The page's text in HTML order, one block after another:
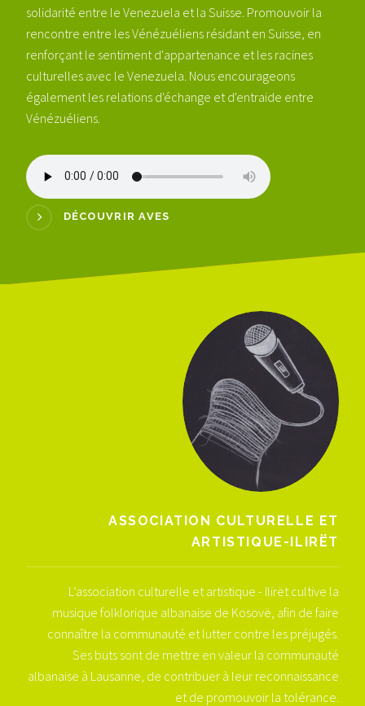
solidarité entre le Venezuela et la Suisse. Promouvoir la
rencontre entre les Vénézuéliens résidant en Suisse, en
renforçant le sentiment d'appartenance et les racines
culturelles avec le Venezuela. Nous encourageons
également les relations d'échange et d'entraide entre
Vénézuéliens.
DÉCOUVRIR AVES
ASSOCIATION CULTURELLE ET
ARTISTIQUE-ILIRËT
L’association culturelle et artistique - Ilirët cultive la
musique folklorique albanaise de Kosovë, afin de faire
connaître la communauté et lutter contre les préjugés.
Ses buts sont de mettre en valeur la communauté
albanaise à Lausanne, de contribuer à leur reconnaissance
et de promouvoir la tolérance.